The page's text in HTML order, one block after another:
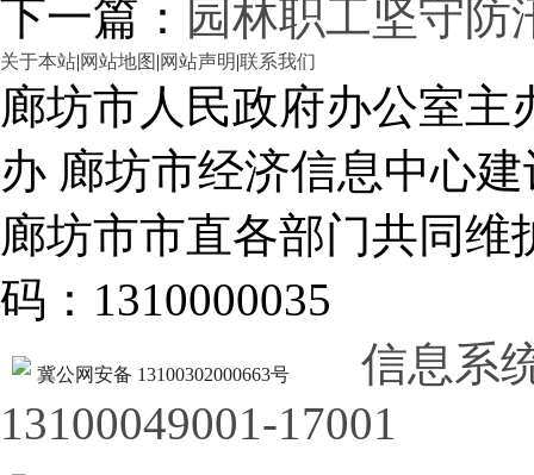
下一篇： 园林职工坚守防
关于本站|网站地图 |网站声明|联系我们
廊坊市人民政府办公室
办 廊坊市经济信息中心建
廊坊市市直各部门共同
码：1310000035
冀公网安备 13100302000663号
信息系
13100049001-17001